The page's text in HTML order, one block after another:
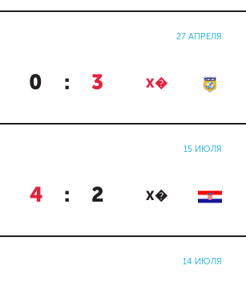
27 АПРЕЛЯ
0 : 3 Х�
15 ИЮЛЯ
4 : 2 Х�
14 ИЮЛЯ